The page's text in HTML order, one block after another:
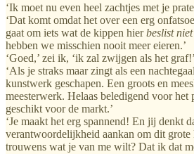
‘Ik moet nu even heel zachtjes met je
‘Dat komt omdat het over een erg
gaat om iets wat de kippen hierbeslist
hebben we misschien nooit meer eieren.’
‘Goed,’ zei ik, ‘ik zal zwijgen als het graf!’
‘Als je straks maar zingt als een
kunstwerk geschapen. Een groots en
meesterwerk. Helaas beledigend voor
geschikt voor de markt.’
‘Je maakt het erg spannend! En jij denkt
verantwoordelijkheid aankan om dit
trouwens wat je van me wilt? Dat ik dat